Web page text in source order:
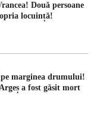
Două persoane
locuință!
pe marginea drumului!
a fost găsit mort